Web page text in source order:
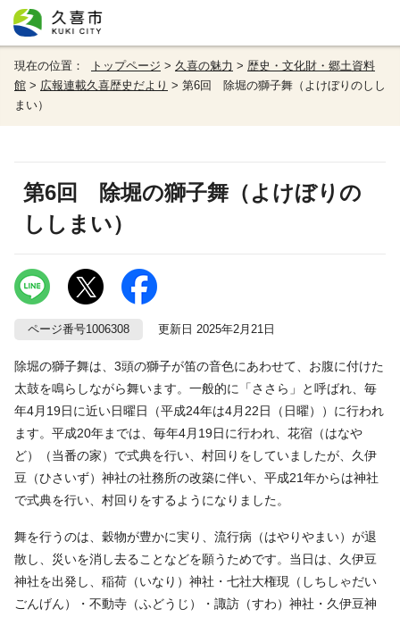
現在の位置： トップページ > 久喜の魅力 > 歴史・文化財・郷土資料
館 > 広報連載久喜歴史だより > 第6回 除堀の獅子舞（よけぼりのしし
まい）
第6回 除堀の獅子舞（よけぼりの
ししまい）
ページ番号1006308 更新日 2025年2月21日
除堀の獅子舞は、3頭の獅子が笛の音色にあわせて、お腹に付けた
太鼓を鳴らしながら舞います。一般的に「ささら」と呼ばれ、毎
年4月19日に近い日曜日（平成24年は4月22日（日曜））に行われ
ます。平成20年までは、毎年4月19日に行われ、花宿（はなや
ど）（当番の家）で式典を行い、村回りをしていましたが、久伊
豆（ひさいず）神社の社務所の改築に伴い、平成21年からは神社
で式典を行い、村回りをするようになりました。
舞を行うのは、穀物が豊かに実り、流行病（はやりやまい）が退
散し、災いを消し去ることなどを願うためです。当日は、久伊豆
神社を出発し、稲荷（いなり）神社・七社大権現（しちしゃだい
ごんげん）・不動寺（ふどうじ）・諏訪（すわ）神社・久伊豆神